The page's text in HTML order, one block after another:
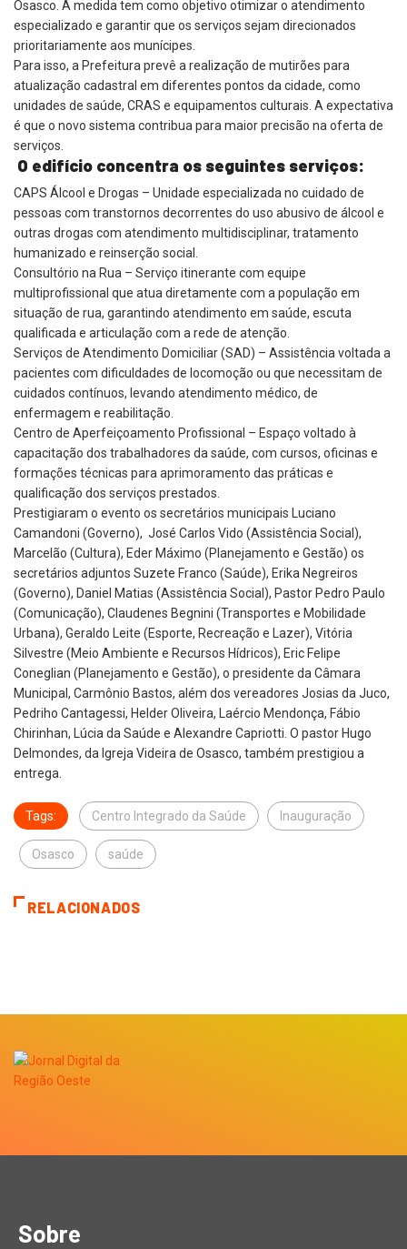
Osasco. A medida tem como objetivo otimizar o atendimento
especializado e garantir que os serviços sejam direcionados
prioritariamente aos munícipes.
Para isso, a Prefeitura prevê a realização de mutirões para
atualização cadastral em diferentes pontos da cidade, como
unidades de saúde, CRAS e equipamentos culturais. A expectativa
é que o novo sistema contribua para maior precisão na oferta de
serviços.
O edifício concentra os seguintes serviços:
CAPS Álcool e Drogas – Unidade especializada no cuidado de
pessoas com transtornos decorrentes do uso abusivo de álcool e
outras drogas com atendimento multidisciplinar, tratamento
humanizado e reinserção social.
Consultório na Rua – Serviço itinerante com equipe
multiprofissional que atua diretamente com a população em
situação de rua, garantindo atendimento em saúde, escuta
qualificada e articulação com a rede de atenção.
Serviços de Atendimento Domiciliar (SAD) – Assistência voltada a
pacientes com dificuldades de locomoção ou que necessitam de
cuidados contínuos, levando atendimento médico, de
enfermagem e reabilitação.
Centro de Aperfeiçoamento Profissional – Espaço voltado à
capacitação dos trabalhadores da saúde, com cursos, oficinas e
formações técnicas para aprimoramento das práticas e
qualificação dos serviços prestados.
Prestigiaram o evento os secretários municipais Luciano
Camandoni (Governo), José Carlos Vido (Assistência Social),
Marcelão (Cultura), Eder Máximo (Planejamento e Gestão) os
secretários adjuntos Suzete Franco (Saúde), Erika Negreiros
(Governo), Daniel Matias (Assistência Social), Pastor Pedro Paulo
(Comunicação), Claudenes Begnini (Transportes e Mobilidade
Urbana), Geraldo Leite (Esporte, Recreação e Lazer), Vitória
Silvestre (Meio Ambiente e Recursos Hídricos), Eric Felipe
Coneglian (Planejamento e Gestão), o presidente da Câmara
Municipal, Carmônio Bastos, além dos vereadores Josias da Juco,
Pedriho Cantagessi, Helder Oliveira, Laércio Mendonça, Fábio
Chirinhan, Lúcia da Saúde e Alexandre Capriotti. O pastor Hugo
Delmondes, da Igreja Videira de Osasco, também prestigiou a
entrega.
Tags: Centro Integrado da Saúde Inauguração
Osasco saúde
RELACIONADOS
Sobre